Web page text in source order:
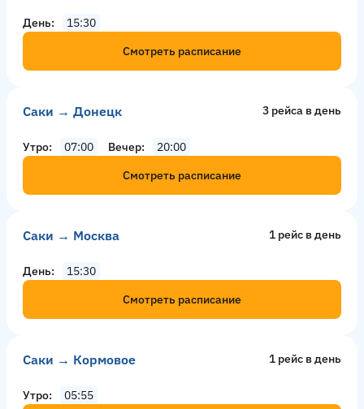
День
15:30
Смотреть расписание
Саки → Донецк 3 рейсa в день
Утро 07:00 Вечер
20:00
Смотреть расписание
Саки → Москва 1 рейс в день
День
15:30
Смотреть расписание
Саки → Кормовое 1 рейс в день
Утро
05:55